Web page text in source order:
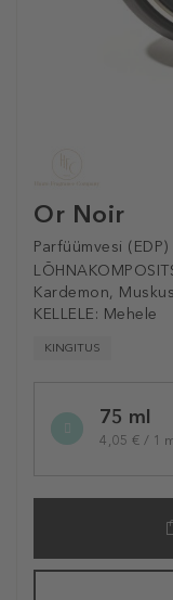
Or Noir
Parfüümvesi (EDP)
Kardemon,
KELLELE: Mehele
KINGITUS
variation75 ml
4,05 € / 1